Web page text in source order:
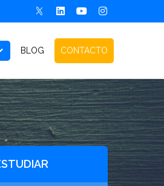
BLOG CONTACTO